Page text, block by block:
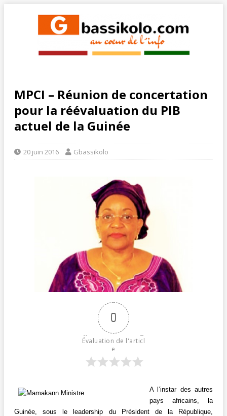
MPCI – Réunion de concertation
pour la réévaluation du PIB
actuel de la Guinée
20 juin 2016 Gbassikolo
0
Évaluation de l'articl
e
A l’instar des autres
pays africains, la
Guinée, sous le leadership du Président de la République,